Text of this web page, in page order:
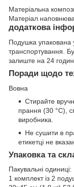
Матеріальна
Матеріал
додаткова
Подушка упакована
транспортування.
залиште на 24
Поради щодо
Вовна
Стирайте
прання (30 °C),
виробника.
Не сушити в
етикетці не
Упаковка та
Пакувальні одиниці:
1 комплект із 2